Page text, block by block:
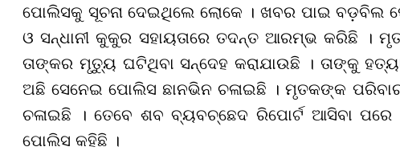
ପୋଲିସକୁ ସୂଚନା ଦେଇଥିଲେ ଲୋକେ । ଖବର ପାଇ ବଡ଼ବିଲ
ଓ ସନ୍ଧାନୀ କୁକୁର ସହାୟତାରେ ତଦନ୍ତ ଆରମ୍ଭ କରିଛି ।
ତାଙ୍କର ମୃତ୍ୟୁ ଘଟିଥିବା ସନ୍ଦେହ କରାଯାଉଛି । ତାଙ୍କୁ
ଅଛି ସେନେଇ ପୋଲିସ ଛାନଭିନ ଚଳାଇଛି । ମୃତକଙ୍କ
ଚଳାଇଛି । ତେବେ ଶବ ବ୍ୟବଚ୍ଛେଦ ରିପୋର୍ଟ ଆସିବା
ପୋଲିସ କହିଛି ।